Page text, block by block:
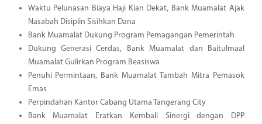
Waktu Pelunasan Biaya Haji Kian Dekat, Bank Muamalat Ajak
Nasabah Disiplin Sisihkan Dana
Bank Muamalat Dukung Program Pemagangan Pemerintah
Dukung Generasi Cerdas, Bank Muamalat dan Baitulmaal
Muamalat Gulirkan Program Beasiswa
Penuhi Permintaan, Bank Muamalat Tambah Mitra Pemasok
Emas
Perpindahan Kantor Cabang Utama Tangerang City
Bank Muamalat Eratkan Kembali Sinergi dengan DPP